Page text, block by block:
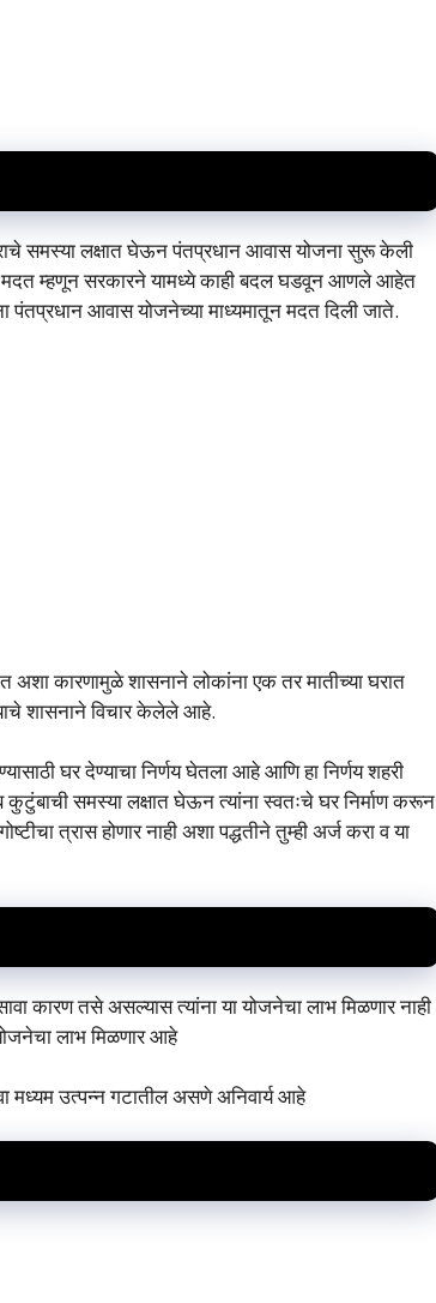
समस्या लक्षात घेऊन पंतप्रधान आवास योजना सुरू केली
मदत म्हणून सरकारने यामध्ये काही बदल घडवून आणले आहेत
आवास योजनेच्या माध्यमातून मदत दिली जाते.
अशा कारणामुळे शासनाने लोकांना एक तर मातीच्या घरात
शासनाने विचार केलेले आहे.
घर देण्याचा निर्णय घेतला आहे आणि हा निर्णय शहरी
कुटुंबाची समस्या लक्षात घेऊन त्यांना स्वतःचे घर निर्माण करून
त्रास होणार नाही अशा पद्धतीने तुम्ही अर्ज करा व या
कारण तसे असल्यास त्यांना या योजनेचा लाभ मिळणार नाही
लाभ मिळणार आहे
मध्यम उत्पन्न गटातील असणे अनिवार्य आहे